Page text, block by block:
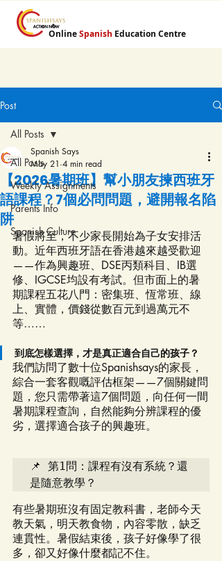
OnlineSpanish Education Centre
Post
All Posts
Weekly Assignments
Parents Info
Spanish Culture
All Posts
【2026暑期班】幫小朋友揀西班牙
語課程？7個必問問題，避開報名陷
阱
Spanish Says
May 21 4 min read
暑假將至，不少家長開始為子女安排活
動。近年西班牙語在香港越來越受歡迎
——作為興趣班、DSE丙類科目、IB選
修、IGCSE均設有考試。但市面上的暑
期課程五花八門：密集班、恆常班、線
上、實體，價錢從數百元到過萬元不
等……
到底怎樣選擇，才是真正適合自己的孩子？
我們訪問了數十位Spanishsays的家長，
綜合一套客觀嘅評估框架——7個關鍵問
題，您只需帶著這7個問題，向任何一間
暑期課程查詢，自然能夠分辨課程的優
劣，選擇適合孩子的興趣班。
📌 第1問：課程有沒有系統？還
是隨意教學？
有些暑期班沒有固定教科書，老師今天
教天氣，明天教食物，內容零散，缺乏
連貫性。暑假結束後，孩子好像學了很
多，卻又好像什麼都記不住。